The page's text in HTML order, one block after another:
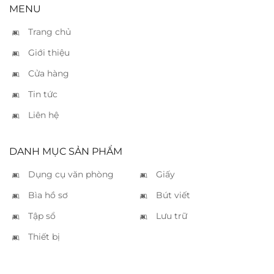
MENU
Trang chủ
Giới thiệu
Cửa hàng
Tin tức
Liên hệ
DANH MỤC SẢN PHẨM
Dụng cụ văn phòng
Giấy
Bìa hồ sơ
Bút viết
Tập sổ
Lưu trữ
Thiết bị